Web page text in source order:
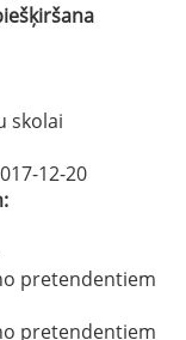
skolai
12-20
pretendentiem
pretendentiem